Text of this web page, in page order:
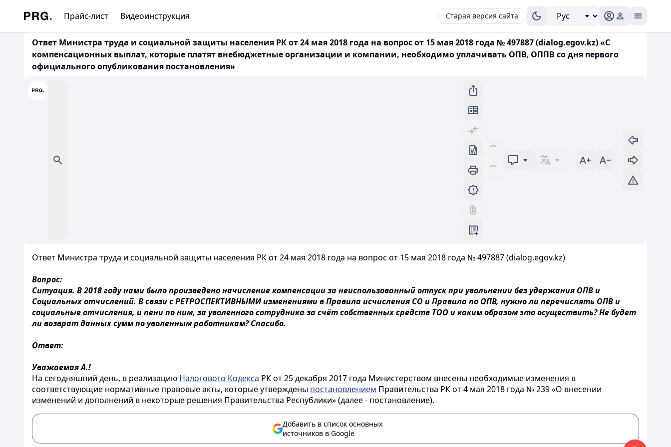
Прайс-лист Видеоинструкция Старая версия сайта
Ответ Министра труда и социальной защиты населения РК от 24 мая 2018 года на вопрос от 15 мая 2018 года № 497887 (dialog.egov.kz) «С
компенсационных выплат, которые платят внебюджетные организации и компании, необходимо уплачивать ОПВ, ОППВ со дня первого
официального опубликования постановления»
Ответ Министра труда и социальной защиты населения РК от 24 мая 2018 года на вопрос от 15 мая 2018 года № 497887 (dialog.egov.kz)
Вопрос:
Ситуация. В 2018 году нами было произведено начисление компенсации за неиспользованный отпуск при увольнении без удержания ОПВ и
Социальных отчислений. В связи с РЕТРОСПЕКТИВНЫМИ изменениями в Правила исчисления СО и Правила по ОПВ, нужно ли перечислять ОПВ и
социальные отчисления, и пени по ним, за уволенного сотрудника за счёт собственных средств ТОО и каким образом это осуществить? Не будет
ли возврат данных сумм по уволенным работникам? Спасибо.
Ответ:
Уважаемая А.!
На сегодняшний день, в реализацию Налогового Кодекса РК от 25 декабря 2017 года Министерством внесены необходимые изменения в
соответствующие нормативные правовые акты, которые утверждены постановлением Правительства РК от 4 мая 2018 года № 239 «О внесении
изменений и дополнений в некоторые решения Правительства Республики» (далее - постановление).
Добавить в список основных
источников в Google